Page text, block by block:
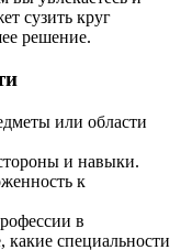
сузить круг
решение.
или области
и навыки.
к
в
специальности